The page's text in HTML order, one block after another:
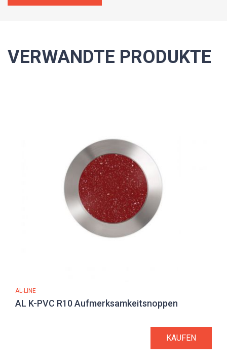
VERWANDTE PRODUKTE
AL-LINE
AL K-PVC R10 Aufmerksamkeitsnoppen
KAUFEN